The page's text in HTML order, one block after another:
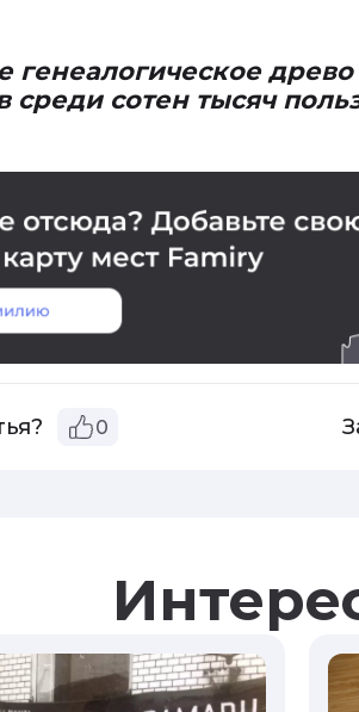
генеалогическое
среди сотен тысяч
0